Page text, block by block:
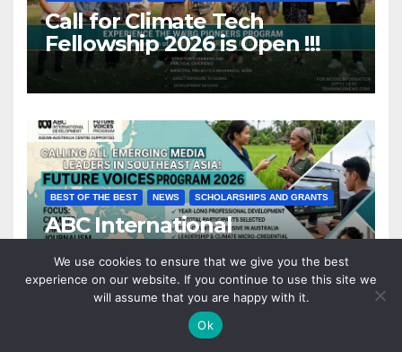
Call for Climate Tech
Fellowship 2026 is Open !!!
BEST OF THE BEST NEWS SCHOLARSHIPS AND GRANTS
ABC International
Development (ABCID) Future
Voices Program 2026
We use cookies to ensure that we give you the best
experience on our website. If you continue to use this site we
will assume that you are happy with it.
Ok